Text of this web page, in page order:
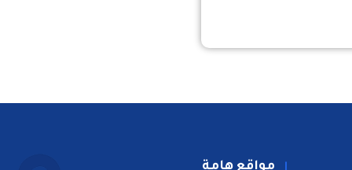
مواقع هامة